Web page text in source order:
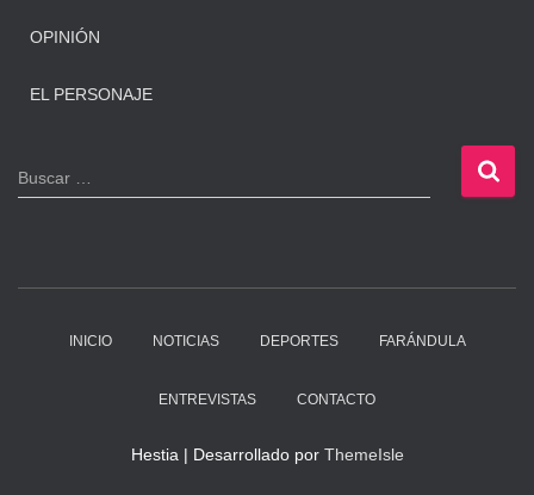
OPINIÓN
EL PERSONAJE
B
u
Buscar …
INICIO NOTICIAS DEPORTES FARÁNDULA
ENTREVISTAS CONTACTO
Hestia | Desarrollado por ThemeIsle